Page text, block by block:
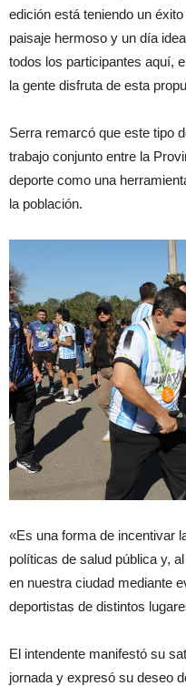
edición está teniendo un
paisaje hermoso y un día
todos los participantes aquí,
la gente disfruta de esta
Serra remarcó que este tipo
trabajo conjunto entre la
deporte como una
la población.
«Es una forma de incentivar
políticas de salud pública y,
en nuestra ciudad mediante
deportistas de distintos
El intendente manifestó su
jornada y expresó su deseo